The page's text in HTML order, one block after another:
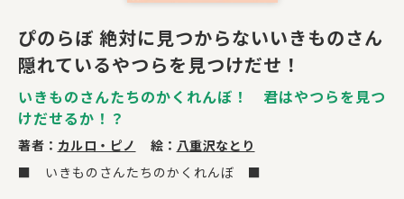
ぴのらぼ 絶対に見つからないいきものさん
隠れているやつらを見つけだせ！
いきものさんたちのかくれんぼ！ 君はやつらを見つ
けだせるか！？
著者： カルロ・ピノ 絵： 八重沢なとり
■ いきものさんたちのかくれんぼ ■